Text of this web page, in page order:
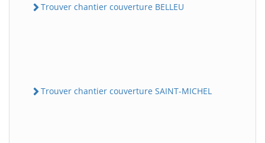
Trouver chantier couverture BELLEU
Trouver chantier couverture SAINT-MICHEL